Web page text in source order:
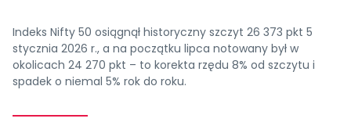
Indeks Nifty 50 osiągnął historyczny szczyt 26 373 pkt 5
stycznia 2026 r., a na początku lipca notowany był w
okolicach 24 270 pkt – to korekta rzędu 8% od szczytu i
spadek o niemal 5% rok do roku.